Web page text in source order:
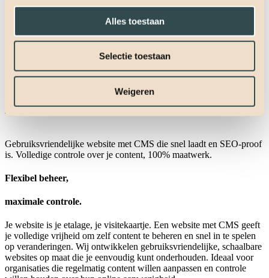
Alles toestaan
Selectie toestaan
Weigeren
Flexibel beheer, maximale controle.
Gebruiksvriendelijke website met CMS die snel laadt en SEO-proof
is. Volledige controle over je content, 100% maatwerk.
Flexibel beheer,
maximale controle.
Je website is je etalage, je visitekaartje. Een website met CMS geeft
je volledige vrijheid om zelf content te beheren en snel in te spelen
op veranderingen. Wij ontwikkelen gebruiksvriendelijke, schaalbare
websites op maat die je eenvoudig kunt onderhouden. Ideaal voor
organisaties die regelmatig content willen aanpassen en controle